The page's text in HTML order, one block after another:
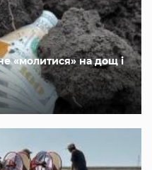
«молитися» на дощ і